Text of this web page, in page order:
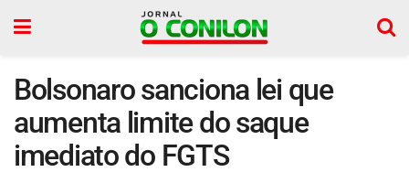
Bolsonaro sanciona lei que
aumenta limite do saque
imediato do FGTS